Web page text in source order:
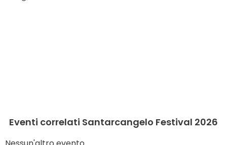
Eventi correlati Santarcangelo Festival 2026